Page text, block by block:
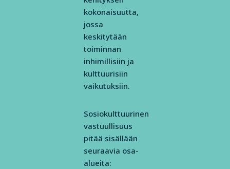
kokonaisuutta,
jossa
keskitytään
toiminnan
inhimillisiin ja
kulttuurisiin
vaikutuksiin.
Sosiokulttuurinen
vastuullisuus
pitää sisällään
seuraavia osa-
alueita: